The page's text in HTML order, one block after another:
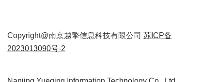
Copyright@南京越擎信息科技有限公司 苏ICP备
2023013090号-2